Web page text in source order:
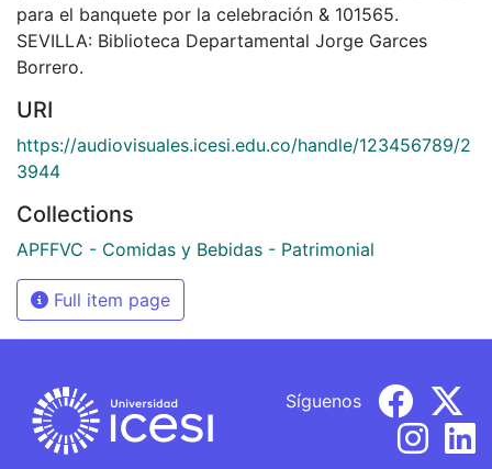
para el banquete por la celebración & 101565.
SEVILLA: Biblioteca Departamental Jorge Garces
Borrero.
URI
https://audiovisuales.icesi.edu.co/handle/123456789/2
3944
Collections
APFFVC - Comidas y Bebidas - Patrimonial
Full item page
Síguenos